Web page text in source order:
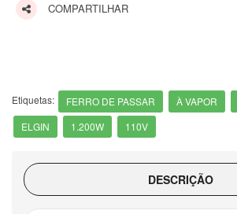
COMPARTILHAR
Etiquetas: FERRO DE PASSAR À VAPOR
ELGIN
1.200W 110V
DESCRIÇÃO